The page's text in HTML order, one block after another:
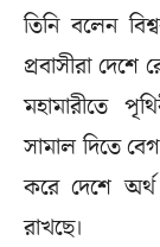
তিনি বলেন
প্রবাসীরা দেশে
মহামারীতে
সামাল দিতে
করে দেশে
রাখছে।